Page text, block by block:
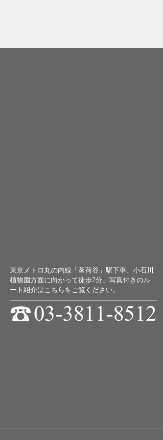
東京メトロ丸の内線「茗荷谷」駅下車、小石川
植物園方面に向かって徒歩7分。 写真付きのル
ート紹介はこちらをご覧ください。